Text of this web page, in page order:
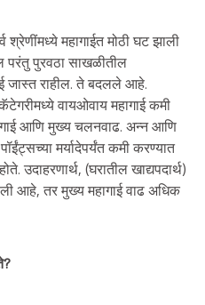
श्रेणींमध्ये महागाईत मोठी घट झाली
परंतु पुरवठा साखळीतील
जास्त राहील. ते बदलले आहे.
वायओवाय महागाई कमी
आणि मुख्य चलनवाढ. अन्न आणि
मर्यादेपर्यंत कमी करण्यात
उदाहरणार्थ, (घरातील खाद्यपदार्थ)
आहे, तर मुख्य महागाई वाढ अधिक